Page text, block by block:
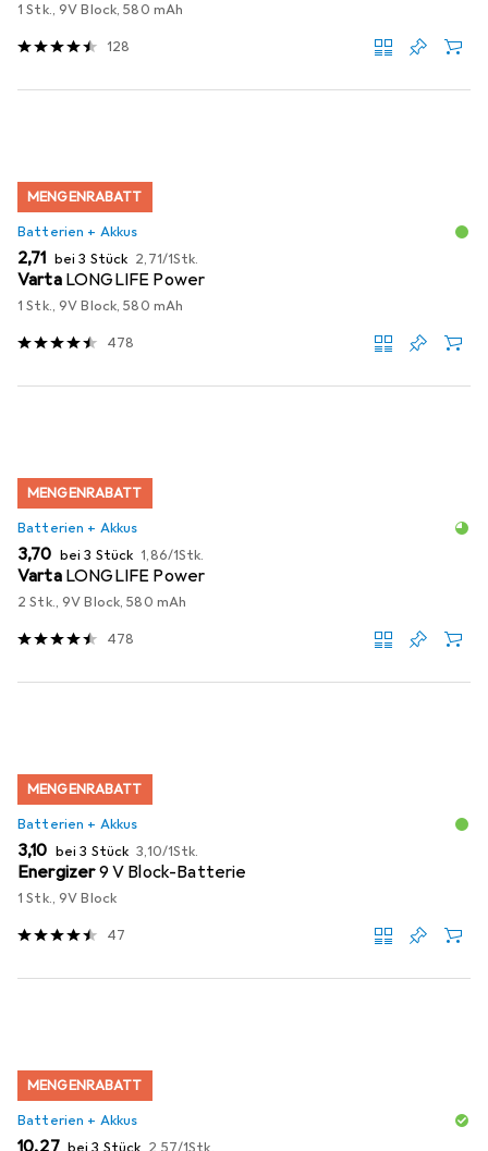
1 Stk., 9V Block, 580 mAh
128
MENGENRABATT
Batterien + Akkus
EUR
2,71 bei 3 Stück EUR
2,71/1Stk.
Varta LONGLIFE Power
1 Stk., 9V Block, 580 mAh
478
MENGENRABATT
Batterien + Akkus
EUR
3,70 bei 3 Stück EUR
1,86/1Stk.
Varta LONGLIFE Power
2 Stk., 9V Block, 580 mAh
478
MENGENRABATT
Batterien + Akkus
EUR
3,10 bei 3 Stück EUR
3,10/1Stk.
Energizer9 V Block-Batterie
1 Stk., 9V Block
47
MENGENRABATT
Batterien + Akkus
EUR